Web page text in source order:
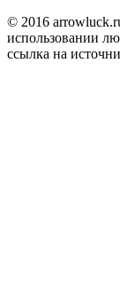
© 2016
использовании
ссылка на